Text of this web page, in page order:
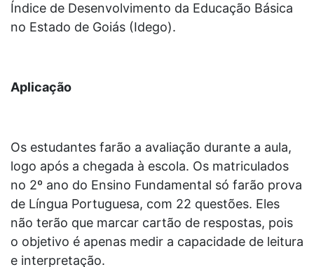
Índice de Desenvolvimento da Educação Básica
no Estado de Goiás (Idego).
Aplicação
Os estudantes farão a avaliação durante a aula,
logo após a chegada à escola. Os matriculados
no 2º ano do Ensino Fundamental só farão prova
de Língua Portuguesa, com 22 questões. Eles
não terão que marcar cartão de respostas, pois
o objetivo é apenas medir a capacidade de leitura
e interpretação.